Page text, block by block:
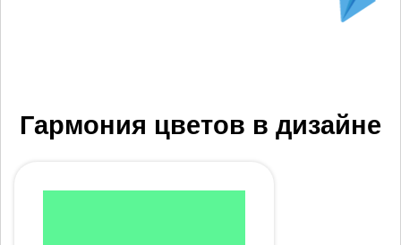
Гармония цветов в дизайне